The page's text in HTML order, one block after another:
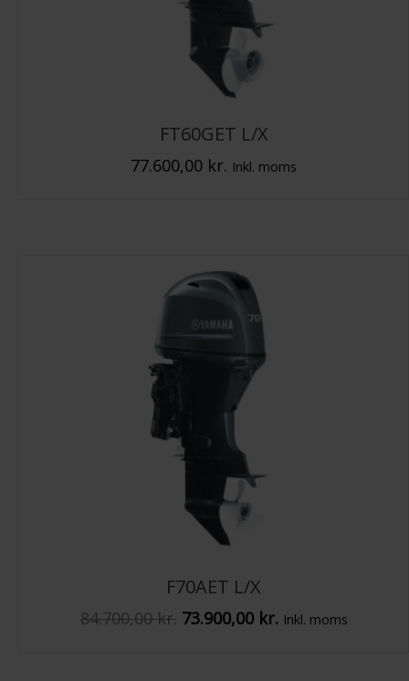
FT60GET L/X
77.600,00 kr. Inkl. moms
F70AET L/X
84.700,00kr. Den
73.900,00 kr.Den
Inkl. moms